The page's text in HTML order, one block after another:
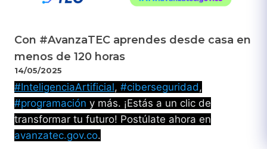
Con #AvanzaTEC aprendes desde casa en
menos de 120 horas
14/05/2025
#InteligenciaArtificial, #ciberseguridad,
#programación y más. ¡Estás a un clic de
transformar tu futuro! Postúlate ahora en
avanzatec.gov.co.